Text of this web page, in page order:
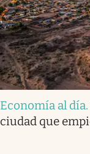
Economía al día.
ciudad que